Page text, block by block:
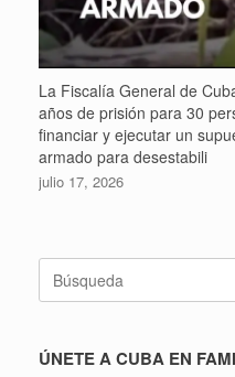
La Fiscalía General de
años de prisión para 30
financiar y ejecutar un
armado para desestabili
julio 17, 2026
Buscar:
ÚNETE A CUBA EN